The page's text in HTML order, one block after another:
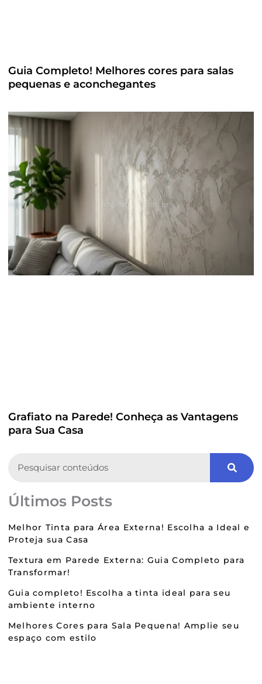
Guia Completo! Melhores cores para salas
pequenas e aconchegantes
Grafiato na Parede! Conheça as Vantagens
para Sua Casa
Últimos Posts
Melhor Tinta para Área Externa! Escolha a Ideal e
Proteja sua Casa
Textura em Parede Externa: Guia Completo para
Transformar!
Guia completo! Escolha a tinta ideal para seu
ambiente interno
Melhores Cores para Sala Pequena! Amplie seu
espaço com estilo